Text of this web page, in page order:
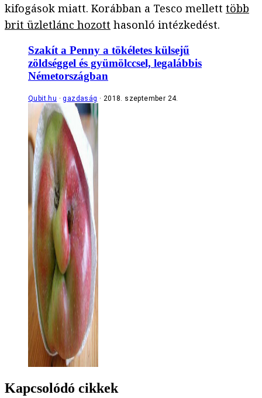
kifogások miatt. Korábban a Tesco mellett több
brit üzletlánc hozott hasonló intézkedést.
Szakít a Penny a tökéletes külsejű
zöldséggel és gyümölccsel, legalábbis
Németországban
Qubit.hu gazdaság 2018. szeptember 24.
Kapcsolódó cikkek